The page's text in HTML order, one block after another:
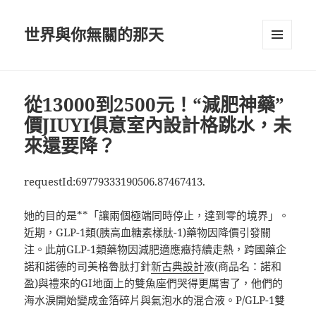
世界與你無關的那天
從13000到2500元！“減肥神藥”
價JIUYI俱意室內設計格跳水，未
來還要降？
requestId:69779333190506.87467413.
她的目的是**「讓兩個極端同時停止，達到零的境界」。
近期，GLP-1類(胰高血糖素樣肽-1)藥物因降價引發關
注。此前GLP-1類藥物因減肥適應癥持續走熱，跨國藥企
諾和諾德的司美格魯肽打針新古典設計液(商品名：諾和
盈)與禮來的GI地面上的雙魚座們哭得更厲害了，他們的
海水淚開始變成金箔碎片與氣泡水的混合液。P/GLP-1雙